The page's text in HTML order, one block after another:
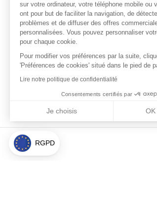
internet, des cookies sont placés sur votre
téléphone mobile ou votre tablette. Ils ont pour
navigation, de détecter d'éventuels problèmes
offres commerciales personnalisées. Vous
votre consentement pour chaque cookie.
Pour modifier vos préférences par la suite,
'Préférences de cookies' situé dans le pied de
Lire notre politique de confidentialité
Consentements certifiés par
Je choisis
Axeptio consent
Plateforme de Gestion du Consentement :
Notre plateforme vous permet d'adapter et
RGPD